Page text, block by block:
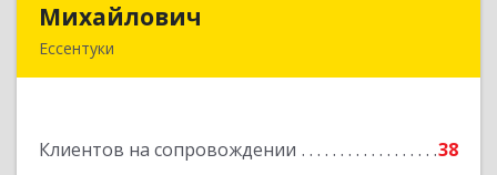
Михайлович
Ессентуки
Клиентов на сопровождении 38